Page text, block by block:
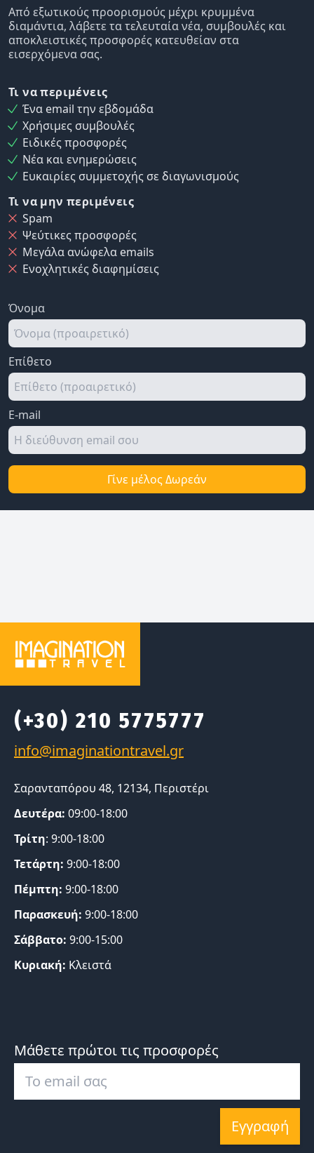
Από εξωτικούς προορισμούς μέχρι κρυμμένα
διαμάντια, λάβετε τα τελευταία νέα, συμβουλές και
αποκλειστικές προσφορές κατευθείαν στα
εισερχόμενα σας.
Τι να περιμένεις
Ένα email την εβδομάδα
Χρήσιμες συμβουλές
Ειδικές προσφορές
Νέα και ενημερώσεις
Ευκαιρίες συμμετοχής σε διαγωνισμούς
Τι να μην περιμένεις
Spam
Ψεύτικες προσφορές
Μεγάλα ανώφελα emails
Ενοχλητικές διαφημίσεις
Όνομα
Επίθετο
E-mail
Γίνε μέλος Δωρεάν
(+30) 210 5775777
Σαρανταπόρου 48, 12134, Περιστέρι
Δευτέρα: 09:00-18:00
Τρίτη: 9:00-18:00
Τετάρτη: 9:00-18:00
Πέμπτη: 9:00-18:00
Παρασκευή: 9:00-18:00
Σάββατο: 9:00-15:00
Κυριακή: Κλειστά
Μάθετε πρώτοι τις προσφορές
Εγγραφή